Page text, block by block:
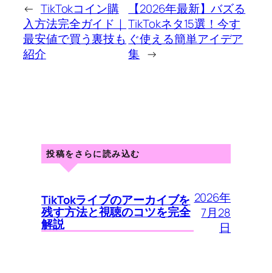
← TikTokコイン購
入方法完全ガイド｜
最安値で買う裏技も
紹介
【2026年最新】バズる
TikTokネタ15選！今す
ぐ使える簡単アイデア
集 →
投稿をさらに読み込む
TikTokライブのアーカイブを
残す方法と視聴のコツを完全
解説
2026年
7月28
日